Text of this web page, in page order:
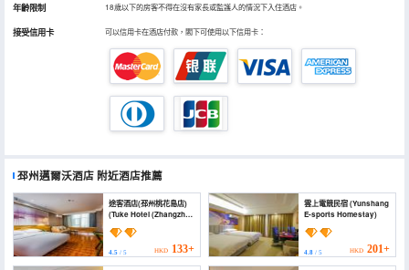
年齡限制 18歲以下的房客不得在沒有家長或監護人的情況下入住酒店。
接受信用卡 可以信用卡在酒店付款，閣下可使用以下信用卡：
邳州邁爾沃酒店 附近酒店推薦
途客酒店(邳州桃花島店)
(Tuke Hotel (Zhangzhou
Taohua Island))
4.5 / 5 HKD 133+
雲上電競民宿 (Yunshang
E-sports Homestay)
4.8/ 5 HKD 201+